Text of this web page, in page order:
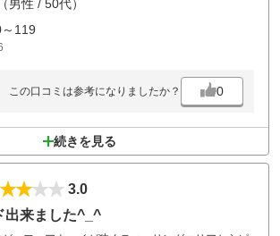
少し難しかったです
（男性 / 50代）
119
この口コミは参考になりましたか？ 0
続きを見る
3.0
出来ました^_^